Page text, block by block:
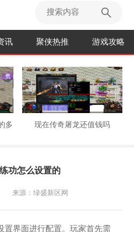
讯 聚侠热推 游戏攻略
多 现在传奇屠龙还值钱吗
功怎么设置的
来源：绿盛新区网
置界面进行配置。玩家首先需